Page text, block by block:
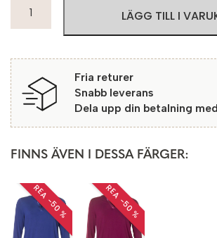
Topp
Evergreen
mängd
LÄGG TILL I
Fria returer
Snabb leverans
Dela upp din betalning
FINNS ÄVEN I DESSA FÄRGER:
REA −50 % REA −50 %